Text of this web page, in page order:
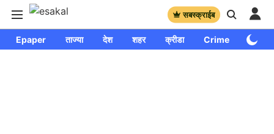
सबस्क्राईब
Epaper ताज्या देश शहर क्रीडा Crime